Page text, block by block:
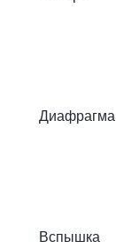
Диафрагма
Вспышка